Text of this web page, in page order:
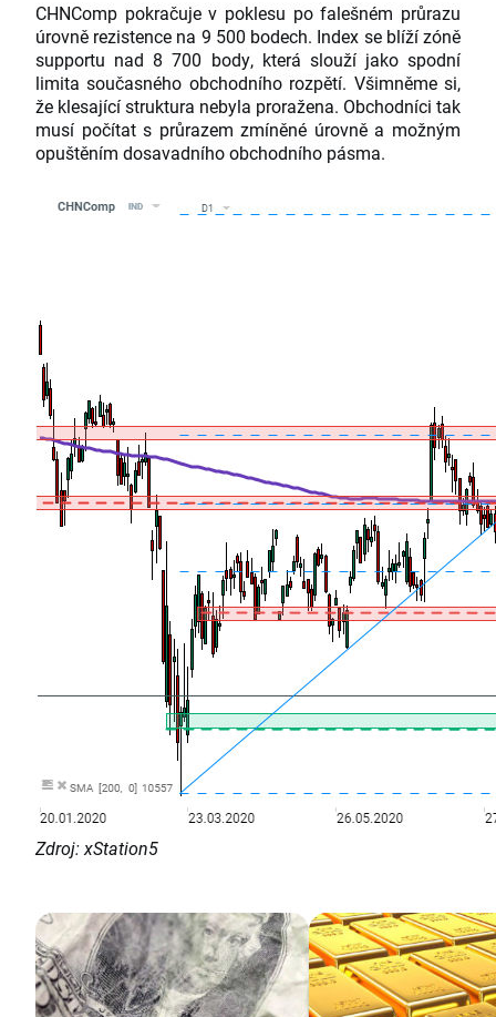
CHNComp pokračuje v poklesu po falešném průrazu
úrovně rezistence na 9 500 bodech. Index se blíží zóně
supportu nad 8 700 body, která slouží jako spodní
limita současného obchodního rozpětí. Všimněme si,
že klesající struktura nebyla proražena. Obchodníci tak
musí počítat s průrazem zmíněné úrovně a možným
opuštěním dosavadního obchodního pásma.
Zdroj: xStation5